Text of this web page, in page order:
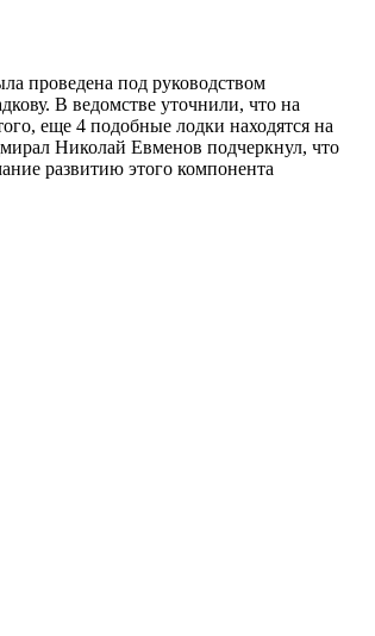
проведена под руководством
В ведомстве уточнили, что на
еще 4 подобные лодки находятся на
Николай Евменов подчеркнул, что
развитию этого компонента